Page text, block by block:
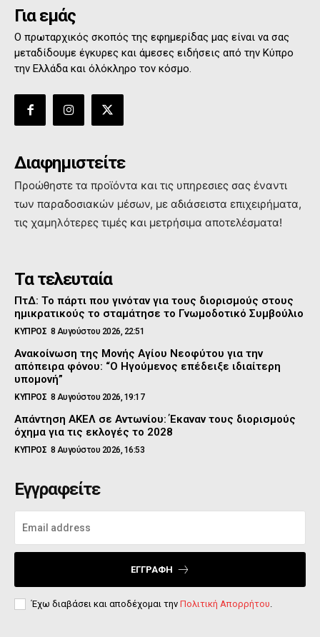
Για εμάς
Ο πρωταρχικός σκοπός της εφημερίδας μας είναι να σας
μεταδίδουμε έγκυρες και άμεσες ειδήσεις από την Κύπρο
την Ελλάδα και όλόκληρο τον κόσμο.
Διαφημιστείτε
Προώθηστε τα προϊόντα και τις υπηρεσιες σας έναντι
των παραδοσιακών μέσων, με αδιάσειστα επιχειρήματα,
τις χαμηλότερες τιμές και μετρήσιμα αποτελέσματα!
Τα τελευταία
ΠτΔ: Το πάρτι που γινόταν για τους διορισμούς στους
ημικρατικούς το σταμάτησε το Γνωμοδοτικό Συμβούλιο
ΚΥΠΡΟΣ 8 Αυγούστου 2026, 22:51
Ανακοίνωση της Μονής Αγίου Νεοφύτου για την
απόπειρα φόνου: “Ο Ηγούμενος επέδειξε ιδιαίτερη
υπομονή”
ΚΥΠΡΟΣ 8 Αυγούστου 2026, 19:17
Απάντηση ΑΚΕΛ σε Αντωνίου: Έκαναν τους διορισμούς
όχημα για τις εκλογές το 2028
ΚΥΠΡΟΣ 8 Αυγούστου 2026, 16:53
Εγγραφείτε
ΕΓΓΡΑΦΉ
Έχω διαβάσει και αποδέχομαι την Πολιτική Απορρήτου.